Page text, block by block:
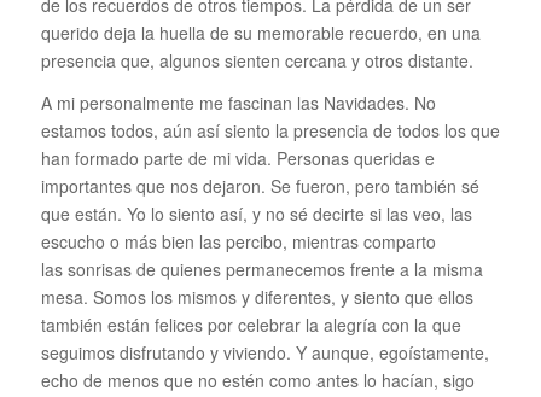
de los recuerdos de otros tiempos. La pérdida de un ser
querido deja la huella de su memorable recuerdo, en una
presencia que, algunos sienten cercana y otros distante.
A mi personalmente me fascinan las Navidades. No
estamos todos, aún así siento la presencia de todos los que
han formado parte de mi vida. Personas queridas e
importantes que nos dejaron. Se fueron, pero también sé
que están. Yo lo siento así, y no sé decirte si las veo, las
escucho o más bien las percibo, mientras comparto
las sonrisas de quienes permanecemos frente a la misma
mesa. Somos los mismos y diferentes, y siento que ellos
también están felices por celebrar la alegría con la que
seguimos disfrutando y viviendo. Y aunque, egoístamente,
echo de menos que no estén como antes lo hacían, sigo